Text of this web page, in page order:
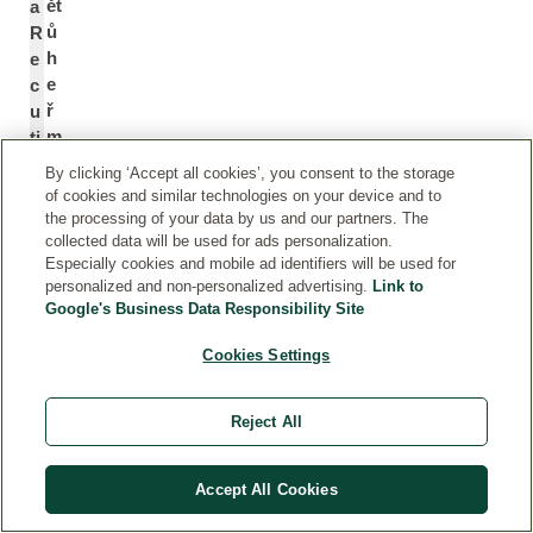
a
R
e
c
u
ti
ět
ů
h
e
ř
m
á
n
k
u
lé
k
a
k
h
By clicking ‘Accept all cookies’, you consent to the storage
of cookies and similar technologies on your device and to
the processing of your data by us and our partners. The
collected data will be used for ads personalization.
Especially cookies and mobile ad identifiers will be used for
personalized and non-personalized advertising. Link to
Google's Business Data Responsibility Site
Cookies Settings
Reject All
Accept All Cookies